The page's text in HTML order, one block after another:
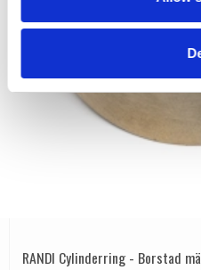
RANDI Cylinderring - Borstad